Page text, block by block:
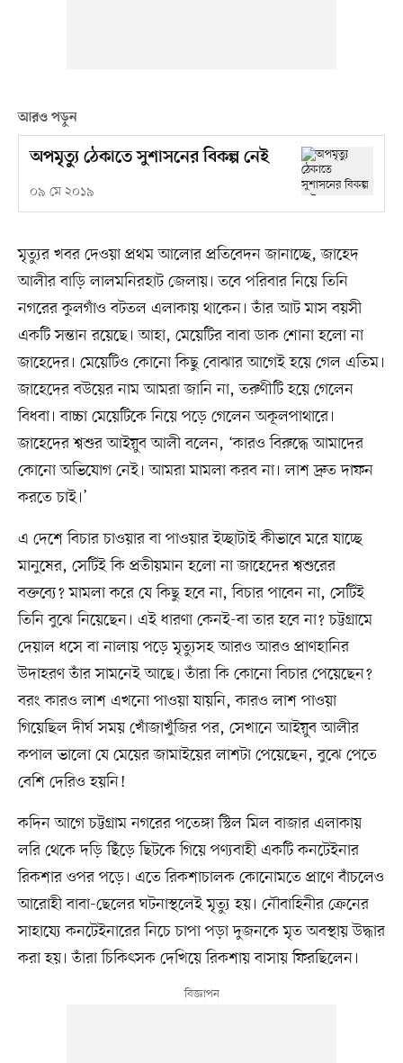
আরও পড়ুন
অপমৃত্যু ঠেকাতে সুশাসনের বিকল্প নেই
০৯ মে ২০১৯
মৃত্যুর খবর দেওয়া প্রথম আলোর প্রতিবেদন জানাচ্ছে, জাহেদ
আলীর বাড়ি লালমনিরহাট জেলায়। তবে পরিবার নিয়ে তিনি
নগরের কুলগাঁও বটতল এলাকায় থাকেন। তাঁর আট মাস বয়সী
একটি সন্তান রয়েছে। আহা, মেয়েটির বাবা ডাক শোনা হলো না
জাহেদের। মেয়েটিও কোনো কিছু বোঝার আগেই হয়ে গেল এতিম।
জাহেদের বউয়ের নাম আমরা জানি না, তরুণীটি হয়ে গেলেন
বিধবা। বাচ্চা মেয়েটিকে নিয়ে পড়ে গেলেন অকূলপাথারে।
জাহেদের শ্বশুর আইয়ুব আলী বলেন, ‘কারও বিরুদ্ধে আমাদের
কোনো অভিযোগ নেই। আমরা মামলা করব না। লাশ দ্রুত দাফন
করতে চাই।’
এ দেশে বিচার চাওয়ার বা পাওয়ার ইচ্ছাটাই কীভাবে মরে যাচ্ছে
মানুষের, সেটিই কি প্রতীয়মান হলো না জাহেদের শ্বশুরের
বক্তব্যে? মামলা করে যে কিছু হবে না, বিচার পাবেন না, সেটিই
তিনি বুঝে নিয়েছেন। এই ধারণা কেনই-বা তার হবে না? চট্টগ্রামে
দেয়াল ধসে বা নালায় পড়ে মৃত্যুসহ আরও আরও প্রাণহানির
উদাহরণ তাঁর সামনেই আছে। তাঁরা কি কোনো বিচার পেয়েছেন?
বরং কারও লাশ এখনো পাওয়া যায়নি, কারও লাশ পাওয়া
গিয়েছিল দীর্ঘ সময় খোঁজাখুঁজির পর, সেখানে আইয়ুব আলীর
কপাল ভালো যে মেয়ের জামাইয়ের লাশটা পেয়েছেন, বুঝে পেতে
বেশি দেরিও হয়নি!
কদিন আগে চট্টগ্রাম নগরের পতেঙ্গা স্টিল মিল বাজার এলাকায়
লরি থেকে দড়ি ছিঁড়ে ছিটকে গিয়ে পণ্যবাহী একটি কনটেইনার
রিকশার ওপর পড়ে। এতে রিকশাচালক কোনোমতে প্রাণে বাঁচলেও
আরোহী বাবা-ছেলের ঘটনাস্থলেই মৃত্যু হয়। নৌবাহিনীর ক্রেনের
সাহায্যে কনটেইনারের নিচে চাপা পড়া দুজনকে মৃত অবস্থায় উদ্ধার
করা হয়। তাঁরা চিকিৎসক দেখিয়ে রিকশায় বাসায় ফিরছিলেন।